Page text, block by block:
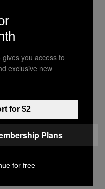
to
‘Spider-
Told Me It
Galiher
you access to
exclusive new
for $2
Plans
for free